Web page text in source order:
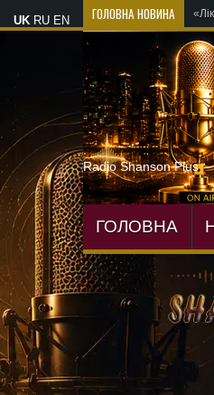
ГОЛОВНА НОВИНА
Radio Shanson Plus
ГОЛОВНА
UK RU EN